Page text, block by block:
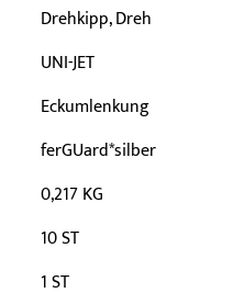
Drehkipp, Dreh
UNI-JET
Eckumlenkung
ferGUard*silber
0,217 KG
10 ST
1 ST